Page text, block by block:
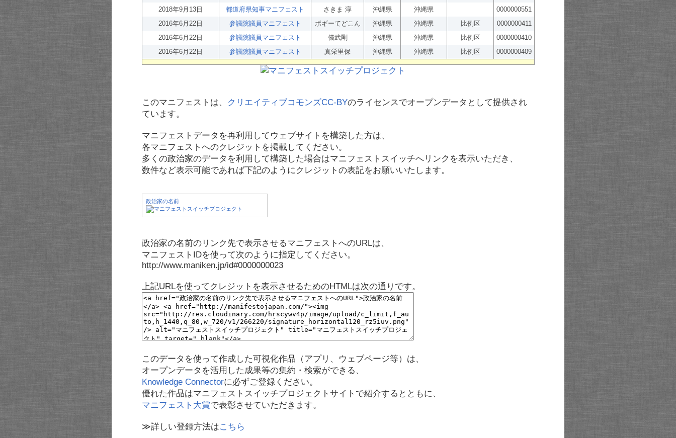
2018年9月13日
都道府県知事マニフェスト さきま 淳 沖縄県 沖縄県
0000000551
2016年6月22日
参議院議員マニフェスト ボギーてどこん 沖縄県 沖縄県 比例区
0000000411
2016年6月22日
参議院議員マニフェスト 儀武剛 沖縄県 沖縄県 比例区
0000000410
2016年6月22日
参議院議員マニフェスト 真栄里保 沖縄県 沖縄県 比例区 0000000409
このマニフェストは、 クリエイティブコモンズCC-BYのライセンスでオープンデータとして提供され
ています。
マニフェストデータを再利用してウェブサイトを構築した方は、
各マニフェストへのクレジットを掲載してください。
多くの政治家のデータを利用して構築した場合はマニフェストスイッチへリンクを表示いただき、
数件など表示可能であれば下記のようにクレジットの表記をお願いいたします。
政治家の名前
政治家の名前のリンク先で表示させるマニフェストへのURLは、
マニフェストIDを使って次のように指定してください。
http://www.maniken.jp/id#0000000023
上記URLを使ってクレジットを表示させるためのHTMLは次の通りです。
このデータを使って作成した可視化作品（アプリ、ウェブページ等）は、
オープンデータを活用した成果等の集約・検索ができる、
Knowledge Connectorに必ずご登録ください。
優れた作品はマニフェストスイッチプロジェクトサイトで紹介するとともに、
マニフェスト大賞で表彰させていただきます。
≫詳しい登録方法はこちら